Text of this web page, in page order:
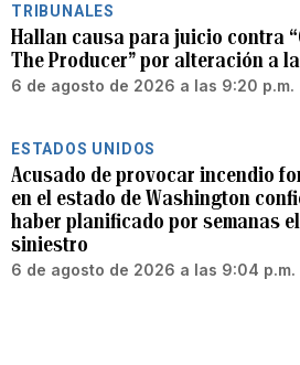
TRIBUNALES
Hallan causa para juicio contra
The Producer” por alteración a
6 de agosto de 2026 a las 9:20 p.m.
ESTADOS UNIDOS
Acusado de provocar incendio
en el estado de Washington
haber planificado por semanas el
siniestro
6 de agosto de 2026 a las 9:04 p.m.